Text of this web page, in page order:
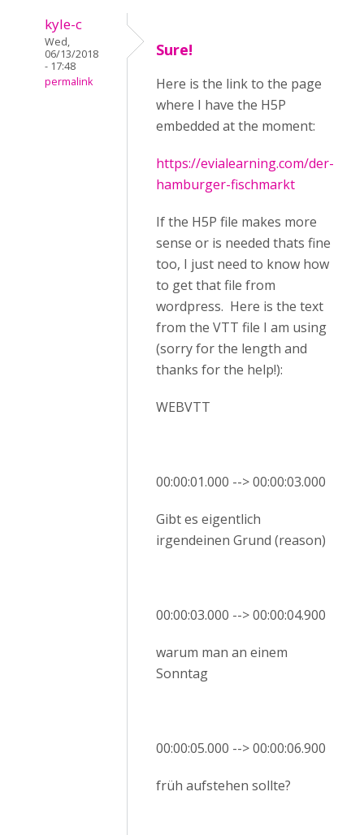
kyle-c
Wed,
06/13/2018
- 17:48
permalink
Sure!
Here is the link to the page
where I have the H5P
embedded at the moment:
https://evialearning.com/der-
hamburger-fischmarkt
If the H5P file makes more
sense or is needed thats fine
too, I just need to know how
to get that file from
wordpress. Here is the text
from the VTT file I am using
(sorry for the length and
thanks for the help!):
WEBVTT
00:00:01.000 --> 00:00:03.000
Gibt es eigentlich
irgendeinen Grund (reason)
00:00:03.000 --> 00:00:04.900
warum man an einem
Sonntag
00:00:05.000 --> 00:00:06.900
früh aufstehen sollte?